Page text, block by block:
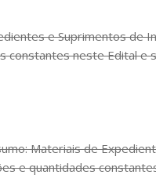
e Suprimentos de
constantes neste Edital e
Materiais de
e quantidades